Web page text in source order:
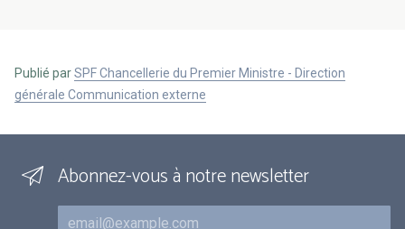
Publié parSPF Chancellerie du Premier Ministre - Direction
générale Communication externe
Abonnez-vous à notre newsletter
Courriel